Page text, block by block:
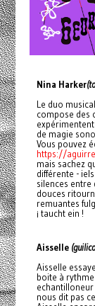
Nina Harker
Le duo
compose des
de magie
Vous pouvez
https://
mais sachez
différente -
silences entre
douces
remuantes
¡ taucht ein !
Aisselle
Aisselle
boite à
nous dit pas